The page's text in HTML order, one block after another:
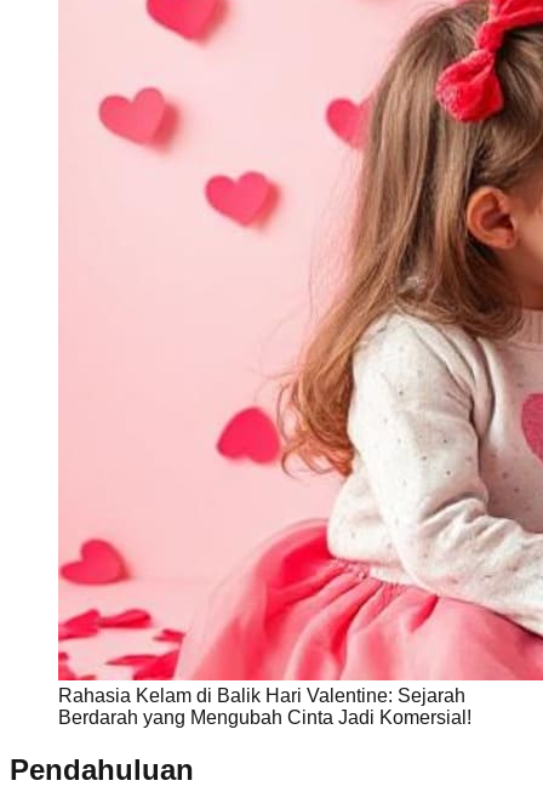
Rahasia Kelam di Balik Hari Valentine: Sejarah
Berdarah yang Mengubah Cinta Jadi Komersial!
Pendahuluan